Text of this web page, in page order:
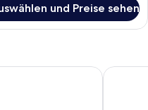
und Preise sehen
Bristol